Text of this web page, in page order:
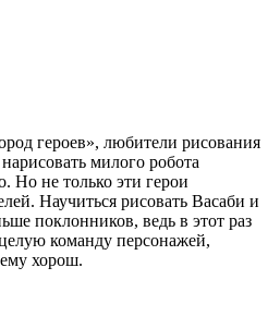
героев», любители рисования
милого робота
Но не только эти герои
Научиться рисовать Васаби и
поклонников, ведь в этот раз
команду персонажей,
хорош.